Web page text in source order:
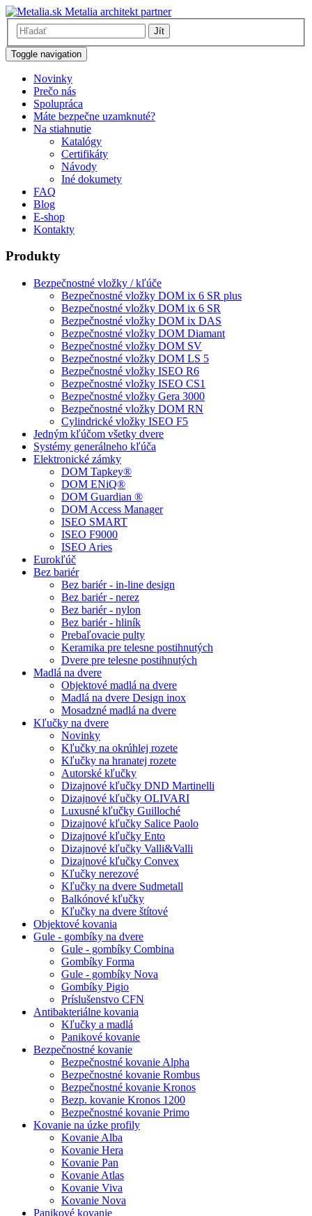
Metalia architekt partner
Jít
Toggle navigation
Novinky
Prečo nás
Spolupráca
Máte bezpečne uzamknuté?
Na stiahnutie
Katalógy
Certifikáty
Návody
Iné dokumety
FAQ
Blog
E-shop
Kontakty
Produkty
Bezpečnostné vložky / kľúče
Bezpečnostné vložky DOM ix 6 SR plus
Bezpečnostné vložky DOM ix 6 SR
Bezpečnostné vložky DOM ix DAS
Bezpečnostné vložky DOM Diamant
Bezpečnostné vložky DOM SV
Bezpečnostné vložky DOM LS 5
Bezpečnostné vložky ISEO R6
Bezpečnostné vložky ISEO CS1
Bezpečnostné vložky Gera 3000
Bezpečnostné vložky DOM RN
Cylindrické vložky ISEO F5
Jedným kľúčom všetky dvere
Systémy generálneho kľúča
Elektronické zámky
DOM Tapkey®
DOM ENiQ®
DOM Guardian ®
DOM Access Manager
ISEO SMART
ISEO F9000
ISEO Aries
Eurokľúč
Bez bariér
Bez bariér - in-line design
Bez bariér - nerez
Bez bariér - nylon
Bez bariér - hliník
Prebaľovacie pulty
Keramika pre telesne postihnutých
Dvere pre telesne postihnutých
Madlá na dvere
Objektové madlá na dvere
Madlá na dvere Design inox
Mosadzné madlá na dvere
Kľučky na dvere
Novinky
Kľučky na okrúhlej rozete
Kľučky na hranatej rozete
Autorské kľučky
Dizajnové kľučky DND Martinelli
Dizajnové kľučky OLIVARI
Luxusné kľučky Guilloché
Dizajnové kľučky Salice Paolo
Dizajnové kľučky Ento
Dizajnové kľučky Valli&Valli
Dizajnové kľučky Convex
Kľučky nerezové
Kľučky na dvere Sudmetall
Balkónové kľučky
Kľučky na dvere štítové
Objektové kovania
Gule - gombíky na dvere
Gule - gombíky Combina
Gombíky Forma
Gule - gombíky Nova
Gombíky Pigio
Príslušenstvo CFN
Antibakteriálne kovania
Kľučky a madlá
Panikové kovanie
Bezpečnostné kovanie
Bezpečnostné kovanie Alpha
Bezpečnostné kovanie Rombus
Bezpečnostné kovanie Kronos
Bezp. kovanie Kronos 1200
Bezpečnostné kovanie Primo
Kovanie na úzke profily
Kovanie Alba
Kovanie Hera
Kovanie Pan
Kovanie Atlas
Kovanie Viva
Kovanie Nova
Panikové kovanie